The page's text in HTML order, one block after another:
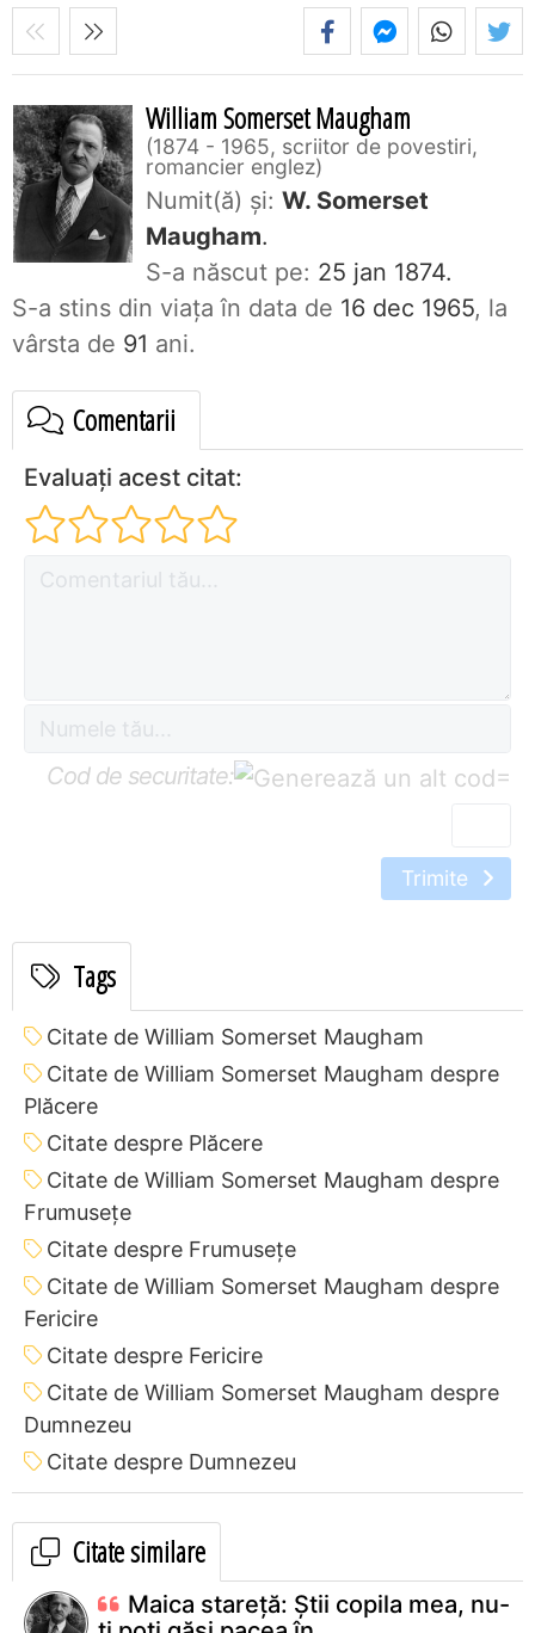
William Somerset Maugham
1874 - 1965, scriitor de povestiri,
romancier englez
Numit(ă) și: W. Somerset
Maugham.
S-a născut pe: 25 jan 1874.
S-a stins din viaţa în data de 16 dec 1965, la
vârsta de 91 ani.
Comentarii
Evaluați acest citat:
Cod de securitate: =
Trimite
Tags
Citate de William Somerset Maugham
Citate de William Somerset Maugham despre
Plăcere
Citate despre Plăcere
Citate de William Somerset Maugham despre
Frumusețe
Citate despre Frumusețe
Citate de William Somerset Maugham despre
Fericire
Citate despre Fericire
Citate de William Somerset Maugham despre
Dumnezeu
Citate despre Dumnezeu
Citate similare
Maica stareţă: Ştii copila mea, nu-